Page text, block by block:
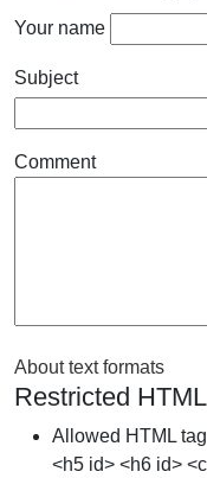
Your name
Subject
Comment
About text formats
Restricted HTML
Allowed HTML
<h5 id> <h6 id>